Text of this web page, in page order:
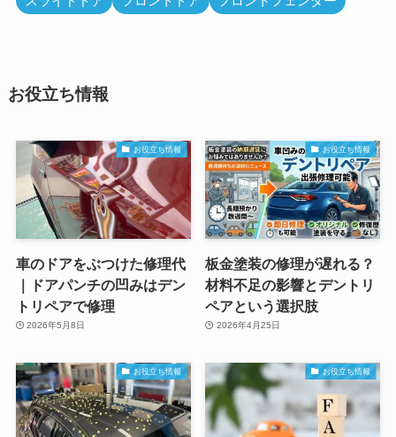
お役立ち情報
お役立ち情報
車のドアをぶつけた修理代
｜ドアパンチの凹みはデン
トリペアで修理
2026年5月8日
お役立ち情報
板金塗装の修理が遅れる？
材料不足の影響とデントリ
ペアという選択肢
2026年4月25日
お役立ち情報 お役立ち情報